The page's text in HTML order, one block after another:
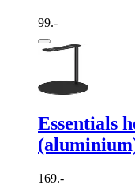
99.-
Essentials
169.-